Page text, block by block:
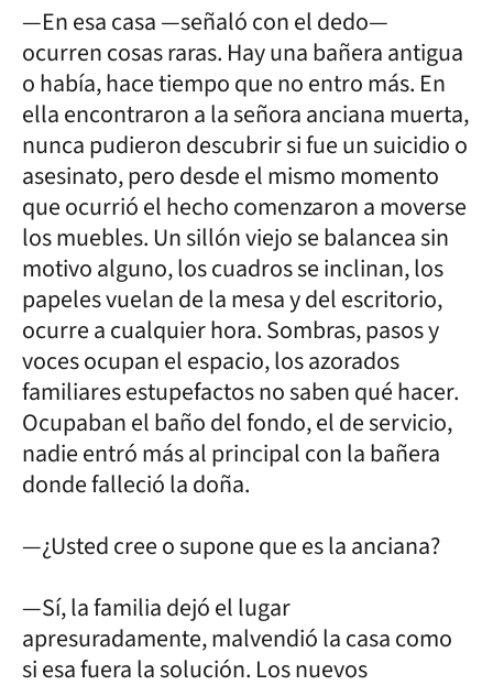
—En esa casa —señaló con el dedo—
ocurren cosas raras. Hay una bañera antigua
o había, hace tiempo que no entro más. En
ella encontraron a la señora anciana muerta,
nunca pudieron descubrir si fue un suicidio o
asesinato, pero desde el mismo momento
que ocurrió el hecho comenzaron a moverse
los muebles. Un sillón viejo se balancea sin
motivo alguno, los cuadros se inclinan, los
papeles vuelan de la mesa y del escritorio,
ocurre a cualquier hora. Sombras, pasos y
voces ocupan el espacio, los azorados
familiares estupefactos no saben qué hacer.
Ocupaban el baño del fondo, el de servicio,
nadie entró más al principal con la bañera
donde falleció la doña.
—¿Usted cree o supone que es la anciana?
—Sí, la familia dejó el lugar
apresuradamente, malvendió la casa como
si esa fuera la solución. Los nuevos